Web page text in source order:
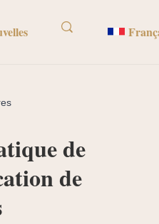
de
de